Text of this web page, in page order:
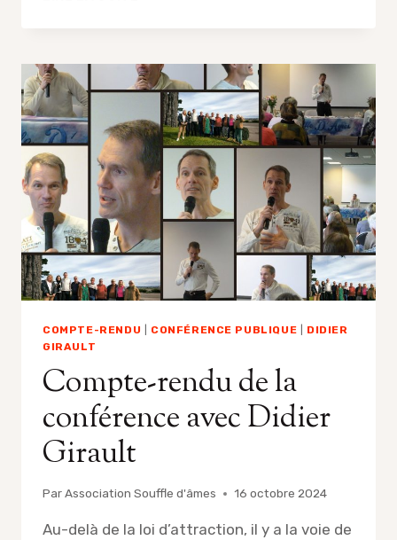
COMPTE-RENDU CONFÉRENCE PUBLIQUE
DIDIER
GIRAULT
Compte-rendu de la
conférence avec Didier
Girault
ParAssociation Souffle d'âmes 16 octobre 2024
Au-delà de la loi d’attraction, il y a la voie de